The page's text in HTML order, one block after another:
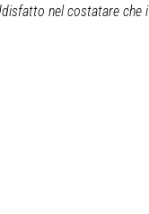
nel costatare che i